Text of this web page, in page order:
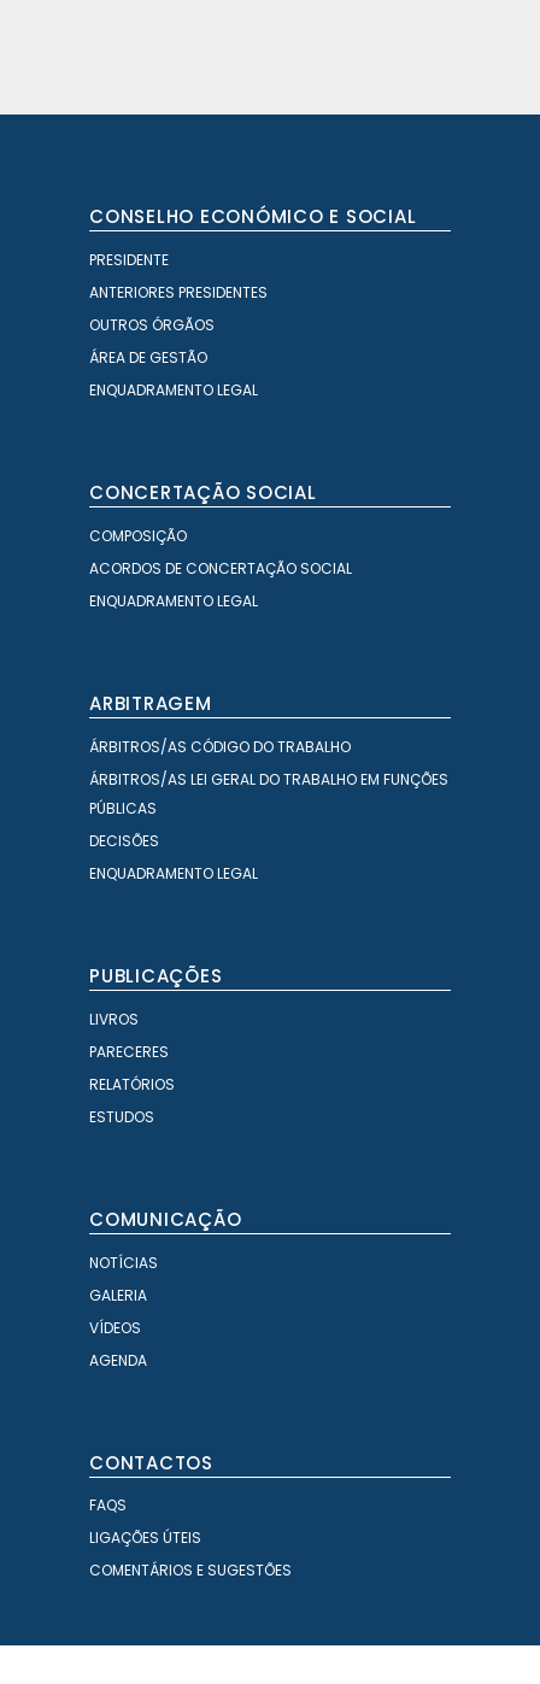
CONSELHO ECONÓMICO E SOCIAL
PRESIDENTE
ANTERIORES PRESIDENTES
OUTROS ÓRGÃOS
ÁREA DE GESTÃO
ENQUADRAMENTO LEGAL
CONCERTAÇÃO SOCIAL
COMPOSIÇÃO
ACORDOS DE CONCERTAÇÃO SOCIAL
ENQUADRAMENTO LEGAL
ARBITRAGEM
ÁRBITROS/AS CÓDIGO DO TRABALHO
ÁRBITROS/AS LEI GERAL DO TRABALHO EM FUNÇÕES
PÚBLICAS
DECISÕES
ENQUADRAMENTO LEGAL
PUBLICAÇÕES
LIVROS
PARECERES
RELATÓRIOS
ESTUDOS
COMUNICAÇÃO
NOTÍCIAS
GALERIA
VÍDEOS
AGENDA
CONTACTOS
FAQS
LIGAÇÕES ÚTEIS
COMENTÁRIOS E SUGESTÕES